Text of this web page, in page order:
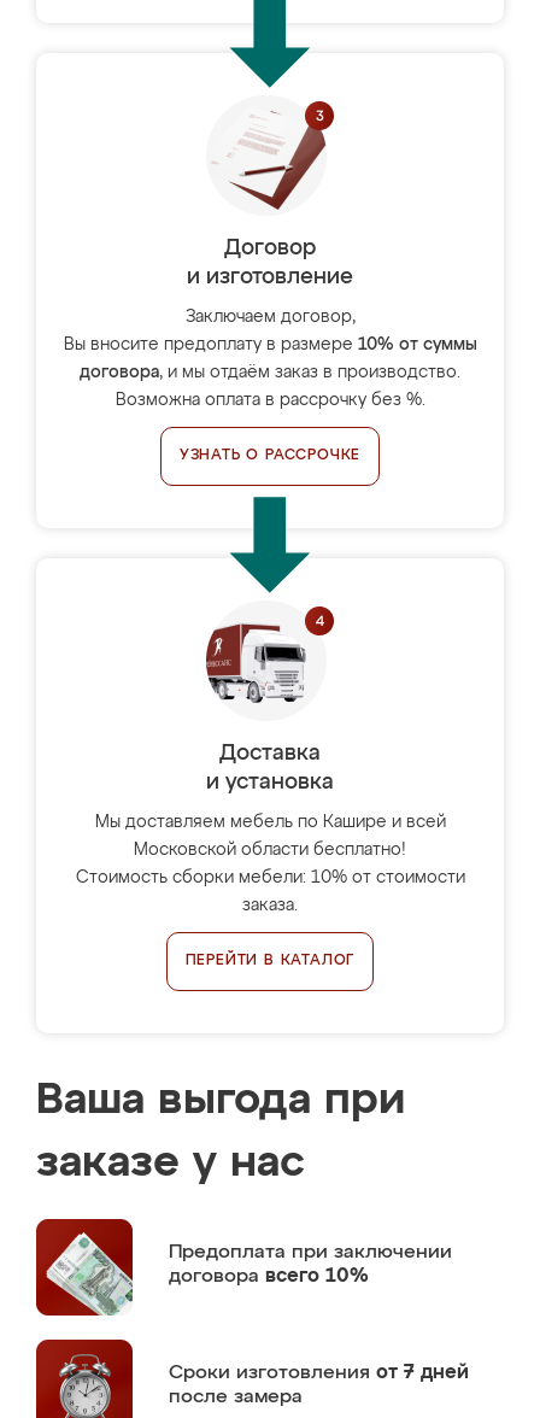
Договор
и изготовление
Заключаем договор,
Вы вносите предоплату в размере 10% от суммы
договора, и мы отдаём заказ в производство.
Возможна оплата в рассрочку без %.
УЗНАТЬ О РАССРОЧКЕ
Доставка
и установка
Мы доставляем мебель по Кашире и всей
Московской области бесплатно!
Стоимость сборки мебели: 10% от стоимости
заказа.
ПЕРЕЙТИ В КАТАЛОГ
Ваша выгода при
заказе у нас
Предоплата при заключении
договора всего 10%
Сроки изготовления от 7 дней
после замера